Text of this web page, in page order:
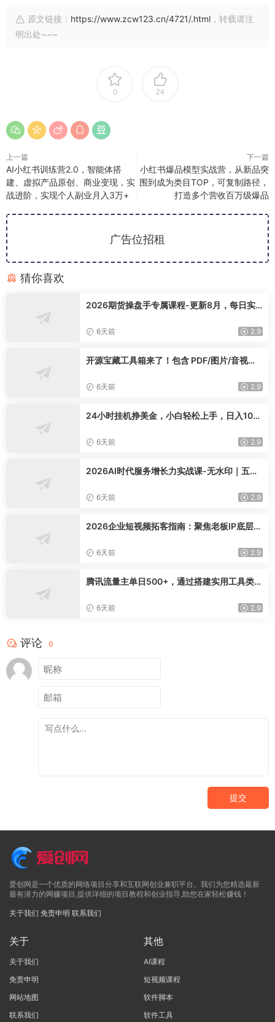
原文链接： https://www.zcw123.cn/4721/.html ，转载请注
明出处~~~
0 24
上一篇
AI小红书训练营2.0，智能体搭
建、虚拟产品原创、商业变现，实
战进阶，实现个人副业月入3万+
下一篇
小红书爆品模型实战营，从新品突
围到成为类目TOP，可复制路径，
打造多个营收百万级爆品
广告位招租
猜你喜欢
2026期货操盘手专属课程-更新8月，每日实
6天前 2.9
开源宝藏工具箱来了！包含 PDF/图片/音视频/
knit-desktop
6天前 2.9
24小时挂机挣美金，小白轻松上手，日入100
6天前 2.9
2026AI时代服务增长力实战课-无水印｜五力
卷实现长效业绩增长
6天前 2.9
2026企业短视频拓客指南：聚焦老板IP底层逻
交完整获客链路
6天前 2.9
腾讯流量主单日500+，通过搭建实用工具类小
6天前 2.9
评论 0
提交
爱创网是一个优质的网络项目分享和互联网创业兼职平台。我们为您精选最新
最有潜力的网赚项目,提供详细的项目教程和创业指导,助您在家轻松赚钱！
关于我们 免责申明 联系我们
关于
关于我们
免责申明
网站地图
联系我们
其他
AI课程
短视频课程
软件脚本
软件工具